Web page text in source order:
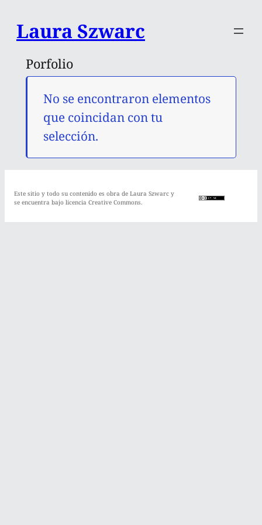
Laura Szwarc
Porfolio
No se encontraron elementos
que coincidan con tu
selección.
Este sitio y todo su contenido es obra de Laura Szwarc y
se encuentra bajo licencia Creative Commons.